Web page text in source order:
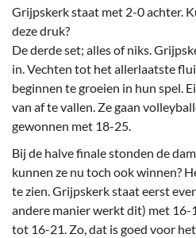
Grijpskerk staat met 2-0 achter.
deze druk?
De derde set; alles of niks.
in. Vechten tot het allerlaatste
beginnen te groeien in hun spel.
van af te vallen. Ze gaan
gewonnen met 18-25.
Bij de halve finale stonden de
kunnen ze nu toch ook winnen?
te zien. Grijpskerk staat eerst
andere manier werkt dit) met
tot 16-21. Zo, dat is goed voor